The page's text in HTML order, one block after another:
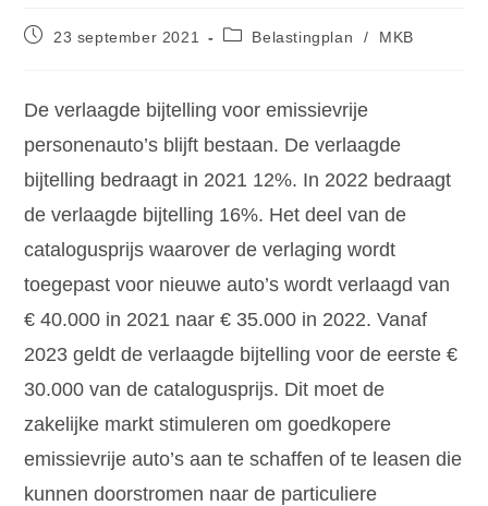
23 september 2021 Belastingplan / MKB
De verlaagde bijtelling voor emissievrije
personenauto’s blijft bestaan. De verlaagde
bijtelling bedraagt in 2021 12%. In 2022 bedraagt
de verlaagde bijtelling 16%. Het deel van de
catalogusprijs waarover de verlaging wordt
toegepast voor nieuwe auto’s wordt verlaagd van
€ 40.000 in 2021 naar € 35.000 in 2022. Vanaf
2023 geldt de verlaagde bijtelling voor de eerste €
30.000 van de catalogusprijs. Dit moet de
zakelijke markt stimuleren om goedkopere
emissievrije auto’s aan te schaffen of te leasen die
kunnen doorstromen naar de particuliere